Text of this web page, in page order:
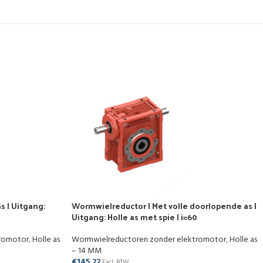
| Uitgang:
,Holle as
Wormwielreductor | Met volle doorlopende as |
Uitgang: Holle as met spie | i=60
Wormwielreductoren zonder elektromotor,Holle as
– 14 MM